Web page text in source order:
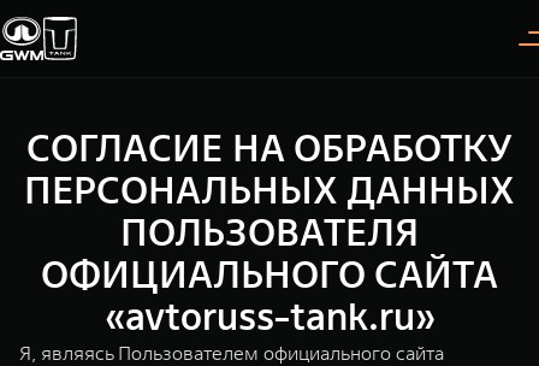
Модели
Покупателям
ВЫБОР АВТОМОБИЛЯ
Спецпредложения
Владельцам
ГАРАНТИЯ И ПОДДЕРЖКА
Гарантия
О дилере
ИНФОРМАЦИЯ
О нас
СОГЛАСИЕ НА ОБРАБОТКУ
ПЕРСОНАЛЬНЫХ ДАННЫХ
ПОЛЬЗОВАТЕЛЯ
ОФИЦИАЛЬНОГО САЙТА
«avtoruss-tank.ru»
Я, являясь Пользователем официального сайта